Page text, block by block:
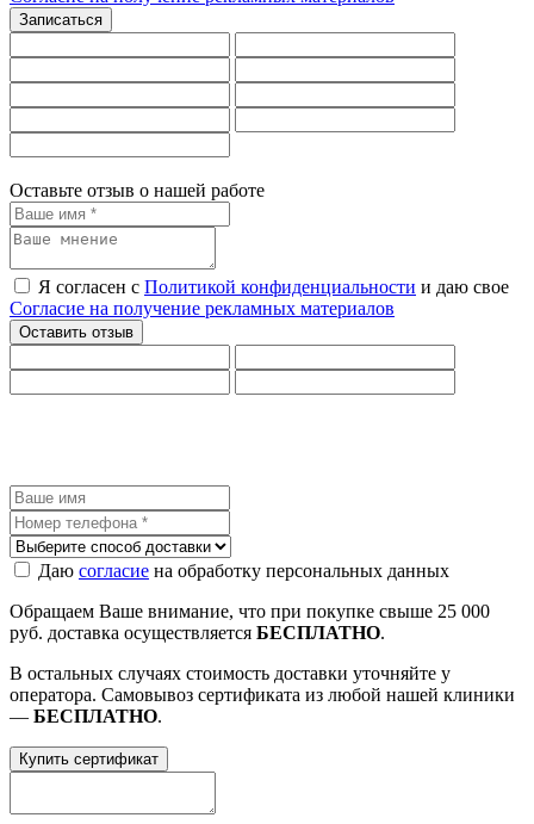
Оставьте отзыв о нашей работе
Я согласен с Политикой конфиденциальности и даю свое
Согласие на получение рекламных материалов
Даю согласие на обработку персональных данных
Обращаем Ваше внимание, что при покупке свыше 25 000
руб. доставка осуществляется БЕСПЛАТНО.
В остальных случаях стоимость доставки уточняйте у
оператора. Самовывоз сертификата из любой нашей клиники
— БЕСПЛАТНО.